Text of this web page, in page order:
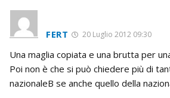
FERT 20 Luglio 2012 09:30
Una maglia copiata e una brutta per
Poi non è che si può chiedere più di
nazionaleB se anche quello della